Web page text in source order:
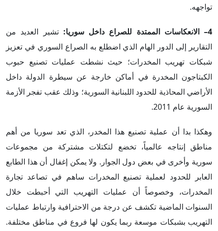
تواجهه.
4– الانعكاسات الممتدة للصراع داخل سوريا:
تشير العديد من
التقارير إلى الدور الهام الذي اضطلع به الصراع السوري في تعزيز
شبكات تهريب المخدرات؛ حيث نشطت عمليات تصنيع حبوب
الكبتاجون المخدرة في أماكن خارجة عن سيطرة الدولة داخل
الأراضي المحاذية للحدود اللبنانية السورية؛ وذلك عقب تفجر الأزمة
السورية عام 2011.
وهكذا بدا أن عملية تصنيع هذا المخدر، الذي تعد سوريا من أهم
مناطق إنتاجه عالمياً، تخضع لتكتلات مشتركة من مجموعات
سورية وأخرى في بعض دول الجوار. ولا يمكن إغفال أن هذا الطابع
العابر للحدود لعملية تصنيع المخدرات ساهم في تصاعد تجارة
المخدرات، وخصوصاً أن عمليات التهريب التي أحبطت خلال
السنوات الماضية تكشف عن درجة من الاحترافية وارتباط عمليات
التهريب بشبكات موسعة ربما يكون لها فروع في مناطق مختلفة.